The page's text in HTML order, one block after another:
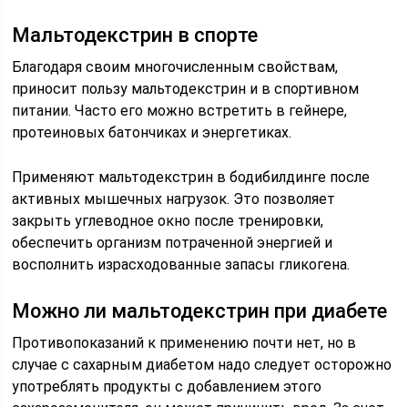
Мальтодекстрин в спорте
Благодаря своим многочисленным свойствам,
приносит пользу мальтодекстрин и в спортивном
питании. Часто его можно встретить в гейнере,
протеиновых батончиках и энергетиках.
Применяют мальтодекстрин в бодибилдинге после
активных мышечных нагрузок. Это позволяет
закрыть углеводное окно после тренировки,
обеспечить организм потраченной энергией и
восполнить израсходованные запасы гликогена.
Можно ли мальтодекстрин при диабете
Противопоказаний к применению почти нет, но в
случае с сахарным диабетом надо следует осторожно
употреблять продукты с добавлением этого